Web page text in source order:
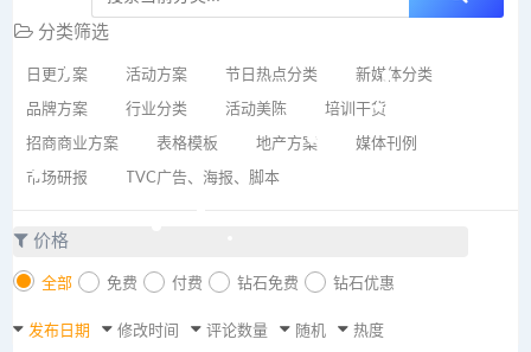
分类筛选
日更方案 活动方案 节日热点分类 新媒体分类
品牌方案 行业分类 活动美陈 培训干货
招商商业方案 表格模板 地产方案 媒体刊例
市场研报 TVC广告、海报、脚本
价格
全部 免费 付费 钻石免费 钻石优惠
发布日期 修改时间 评论数量 随机 热度